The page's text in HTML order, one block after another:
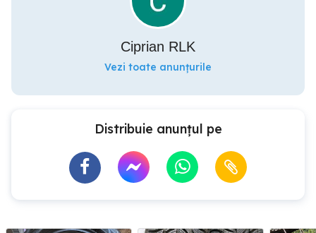
Ciprian RLK
Vezi toate anunțurile
Distribuie anunțul pe